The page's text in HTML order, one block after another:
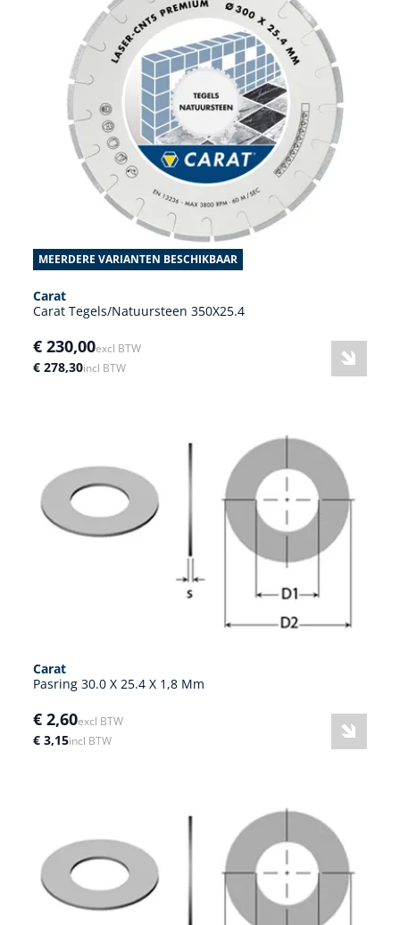
MEERDERE VARIANTEN BESCHIKBAAR
Carat
Carat Tegels/Natuursteen 350X25.4
€ 230,00excl BTW
€ 278,30incl BTW
Carat
Pasring 30.0 X 25.4 X 1,8 Mm
€ 2,60excl BTW
€ 3,15incl BTW